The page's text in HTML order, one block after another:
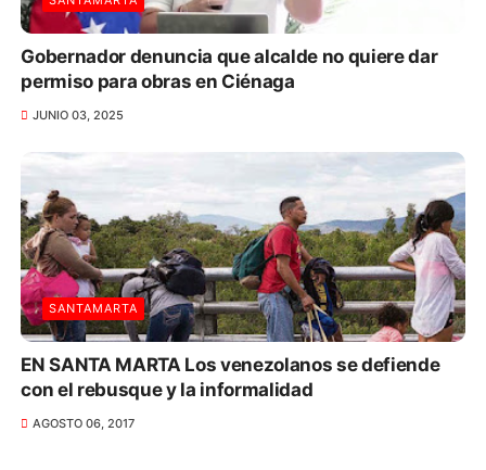
Gobernador denuncia que alcalde no quiere dar
permiso para obras en Ciénaga
JUNIO 03, 2025
SANTAMARTA
EN SANTA MARTA Los venezolanos se defiende
con el rebusque y la informalidad
AGOSTO 06, 2017